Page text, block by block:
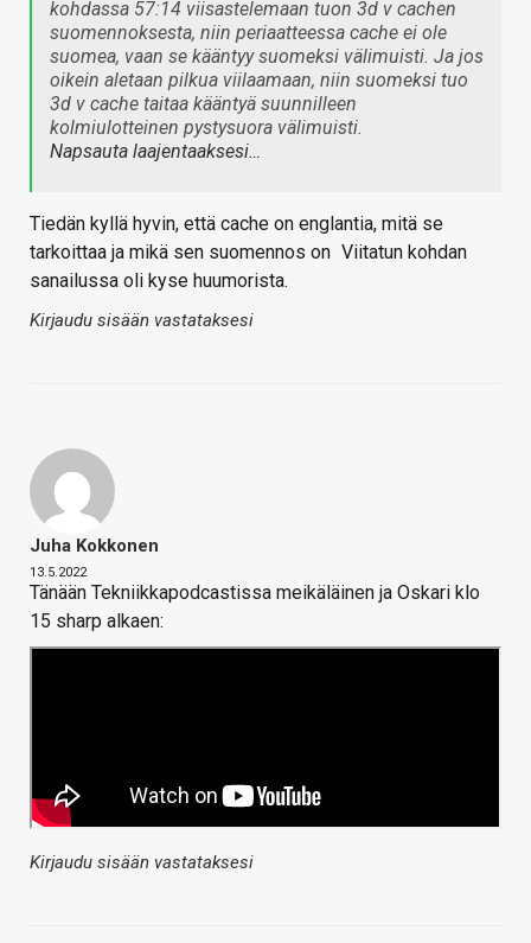
kohdassa 57:14 viisastelemaan tuon 3d v cachen
suomennoksesta, niin periaatteessa cache ei ole
suomea, vaan se kääntyy suomeksi välimuisti. Ja jos
oikein aletaan pilkua viilaamaan, niin suomeksi tuo
3d v cache taitaa kääntyä suunnilleen
kolmiulotteinen pystysuora välimuisti.
Napsauta laajentaaksesi…
Tiedän kyllä hyvin, että cache on englantia, mitä se
tarkoittaa ja mikä sen suomennos on Viitatun kohdan
sanailussa oli kyse huumorista.
Kirjaudu sisään vastataksesi
Juha Kokkonen
13.5.2022
Tänään Tekniikkapodcastissa meikäläinen ja Oskari klo
15 sharp alkaen:
Kirjaudu sisään vastataksesi